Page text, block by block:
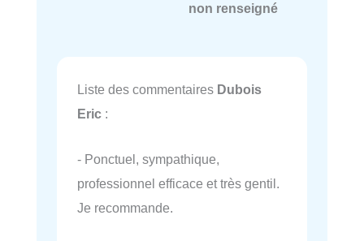
non renseigné
Liste des commentaires Dubois
Eric :
- Ponctuel, sympathique,
professionnel efficace et très gentil.
Je recommande.